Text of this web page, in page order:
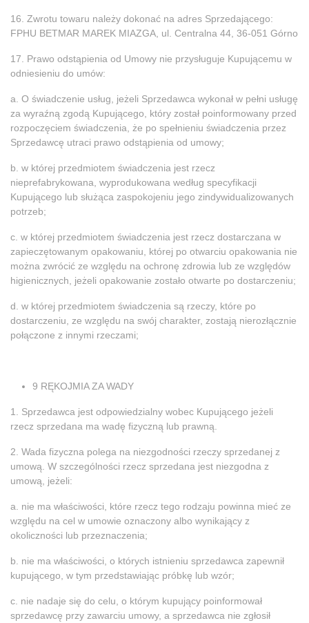
16. Zwrotu towaru należy dokonać na adres Sprzedającego:
FPHU BETMAR MAREK MIAZGA, ul. Centralna 44, 36-051 Górno
17. Prawo odstąpienia od Umowy nie przysługuje Kupującemu w
odniesieniu do umów:
a. O świadczenie usług, jeżeli Sprzedawca wykonał w pełni usługę
za wyraźną zgodą Kupującego, który został poinformowany przed
rozpoczęciem świadczenia, że po spełnieniu świadczenia przez
Sprzedawcę utraci prawo odstąpienia od umowy;
b. w której przedmiotem świadczenia jest rzecz
nieprefabrykowana, wyprodukowana według specyfikacji
Kupującego lub służąca zaspokojeniu jego zindywidualizowanych
potrzeb;
c. w której przedmiotem świadczenia jest rzecz dostarczana w
zapieczętowanym opakowaniu, której po otwarciu opakowania nie
można zwrócić ze względu na ochronę zdrowia lub ze względów
higienicznych, jeżeli opakowanie zostało otwarte po dostarczeniu;
d. w której przedmiotem świadczenia są rzeczy, które po
dostarczeniu, ze względu na swój charakter, zostają nierozłącznie
połączone z innymi rzeczami;
9 RĘKOJMIA ZA WADY
1. Sprzedawca jest odpowiedzialny wobec Kupującego jeżeli
rzecz sprzedana ma wadę fizyczną lub prawną.
2. Wada fizyczna polega na niezgodności rzeczy sprzedanej z
umową. W szczególności rzecz sprzedana jest niezgodna z
umową, jeżeli:
a. nie ma właściwości, które rzecz tego rodzaju powinna mieć ze
względu na cel w umowie oznaczony albo wynikający z
okoliczności lub przeznaczenia;
b. nie ma właściwości, o których istnieniu sprzedawca zapewnił
kupującego, w tym przedstawiając próbkę lub wzór;
c. nie nadaje się do celu, o którym kupujący poinformował
sprzedawcę przy zawarciu umowy, a sprzedawca nie zgłosił